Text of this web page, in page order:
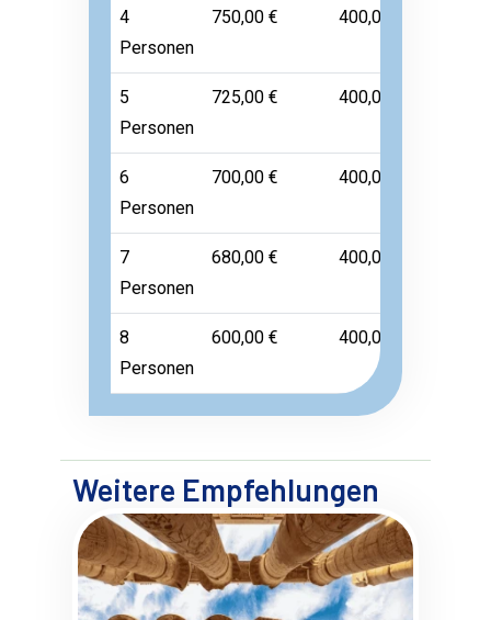
4
Personen
750,00 € 400,00 €
5
Personen
725,00 € 400,00 €
6
Personen
700,00 € 400,00 €
7
Personen
680,00 € 400,00 €
8
Personen
600,00 € 400,00 €
Weitere Empfehlungen